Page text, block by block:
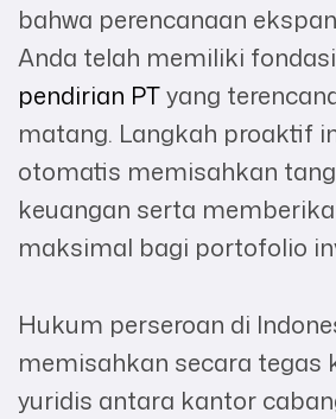
bahwa perencanaan
Anda telah memiliki
pendirian PTyang
matang. Langkah proaktif
otomatis memisahkan
keuangan serta
maksimal bagi portofolio
Hukum perseroan di
memisahkan secara tegas
yuridis antara kantor